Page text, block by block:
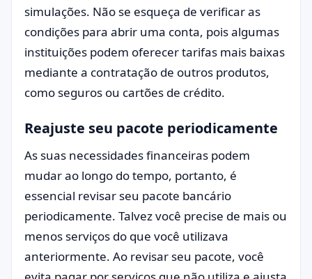
simulações. Não se esqueça de verificar as
condições para abrir uma conta, pois algumas
instituições podem oferecer tarifas mais baixas
mediante a contratação de outros produtos,
como seguros ou cartões de crédito.
Reajuste seu pacote periodicamente
As suas necessidades financeiras podem
mudar ao longo do tempo, portanto, é
essencial revisar seu pacote bancário
periodicamente. Talvez você precise de mais ou
menos serviços do que você utilizava
anteriormente. Ao revisar seu pacote, você